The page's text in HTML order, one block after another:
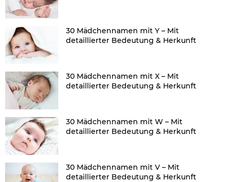
30 Mädchennamen mit Y – Mit
detaillierter Bedeutung & Herkunft
30 Mädchennamen mit X – Mit
detaillierter Bedeutung & Herkunft
30 Mädchennamen mit W – Mit
detaillierter Bedeutung & Herkunft
30 Mädchennamen mit V – Mit
detaillierter Bedeutung & Herkunft